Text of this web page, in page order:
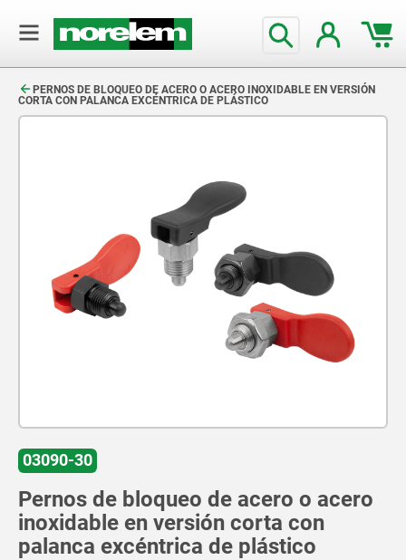
PERNOS DE BLOQUEO DE ACERO O ACERO INOXIDABLE EN VERSIÓN
CORTA CON PALANCA EXCÉNTRICA DE PLÁSTICO
03090-30
Pernos de bloqueo de acero o acero
inoxidable en versión corta con
palanca excéntrica de plástico